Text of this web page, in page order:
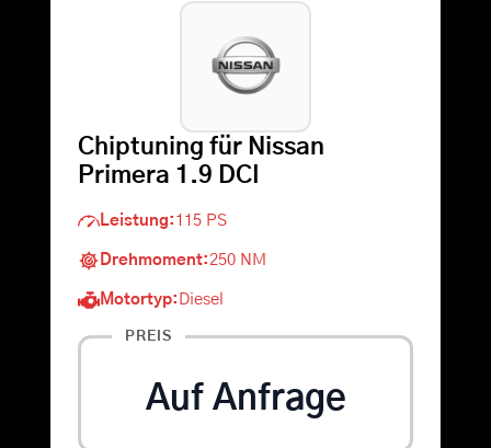
Warenkorb
Chiptuning für Nissan
Primera 1.9 DCI
Leistung: 115 PS
Drehmoment: 250 NM
Motortyp: Diesel
PREIS
Auf Anfrage